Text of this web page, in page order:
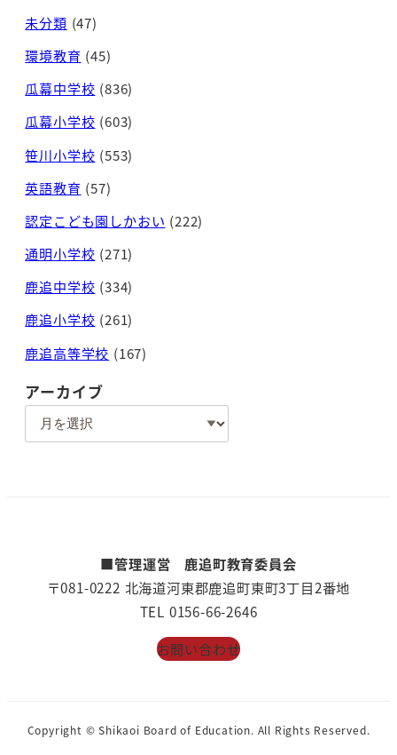
未分類 (47)
環境教育 (45)
瓜幕中学校 (836)
瓜幕小学校 (603)
笹川小学校 (553)
英語教育 (57)
認定こども園しかおい (222)
通明小学校 (271)
鹿追中学校 (334)
鹿追小学校 (261)
鹿追高等学校 (167)
アーカイブ
■管理運営 鹿追町教育委員会
〒081-0222 北海道河東郡鹿追町東町3丁目2番地
TEL 0156-66-2646
お問い合わせ
Copyright © Shikaoi Board of Education. All Rights Reserved.